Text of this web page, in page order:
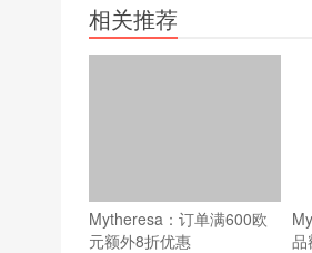
相关推荐
Mytheresa：订单满600欧
元额外8折优惠
品